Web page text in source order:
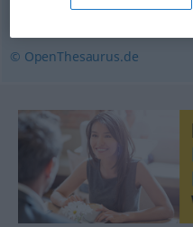
anregend,prickelnd (ugs.),
© OpenThesaurus.de